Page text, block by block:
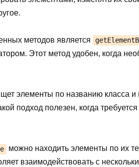
методов является
Этот метод удобен, когда
элементы по названию класса
подход полезен, когда
можно находить элементы по их
взаимодействовать с